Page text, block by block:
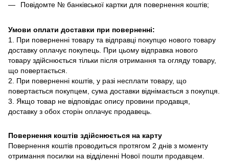
Повідомте № банківської картки для повернення коштів;
Умови оплати доставки при поверненні:
1. При поверненні товару та відправці покупцю нового товару
доставку оплачує покупець. При цьому відправка нового
товару здійснюється тільки після отримання та огляду товару,
що повертається.
2. При поверненні коштів, у разі несплати товару, що
повертається покупцем, сума доставки віднімається з покупця.
3. Якщо товар не відповідає опису провини продавця,
доставку з обох сторін оплачує продавець.
Повернення коштів здійснюється на карту
Повернення коштів проводиться протягом 2 днів з моменту
отримання посилки на відділенні Нової пошти продавцем.